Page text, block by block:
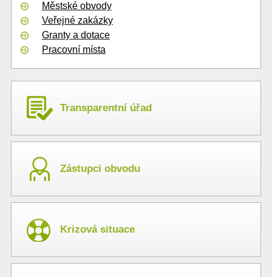
Městské obvody
Veřejné zakázky
Granty a dotace
Pracovní místa
Transparentní úřad
Zástupci obvodu
Krizová situace